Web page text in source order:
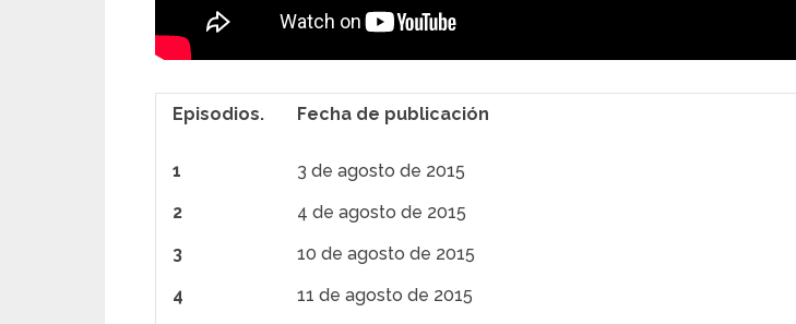
Episodios. Fecha de publicación
1
3 de agosto de 2015
2
4 de agosto de 2015
3
10 de agosto de 2015
4
11 de agosto de 2015